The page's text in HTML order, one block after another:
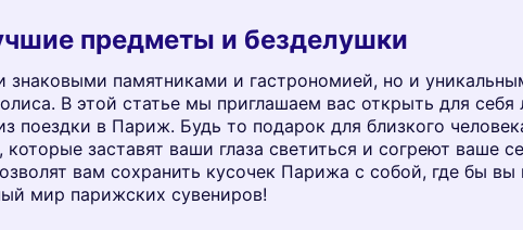
предметы и безделушки
знаковыми памятниками и гастрономией, но и
В этой статье мы приглашаем вас открыть для
поездки в Париж. Будь то подарок для близкого
заставят ваши глаза светиться и согреют ваше
вам сохранить кусочек Парижа с собой, где бы вы
мир парижских сувениров!